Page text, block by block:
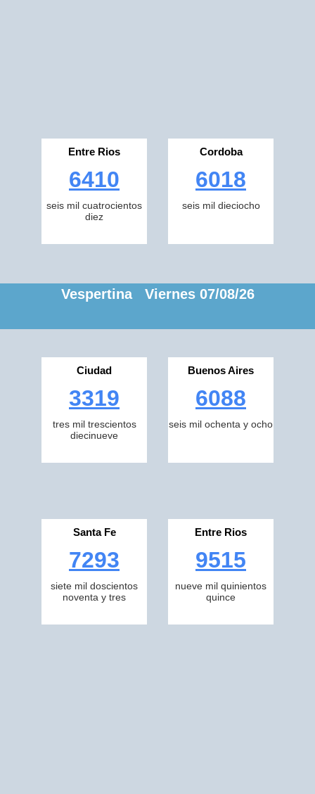
Entre Rios
6410
seis mil cuatrocientos
diez
Cordoba
6018
seis mil dieciocho
Vespertina Viernes 07/08/26
Ciudad
3319
tres mil trescientos
diecinueve
Buenos Aires
6088
seis mil ochenta y ocho
Santa Fe
7293
siete mil doscientos
noventa y tres
Entre Rios
9515
nueve mil quinientos
quince